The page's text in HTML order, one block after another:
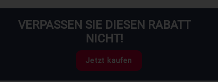
VERPASSEN SIE DIESEN RABATT
NICHT!
Jetzt kaufen